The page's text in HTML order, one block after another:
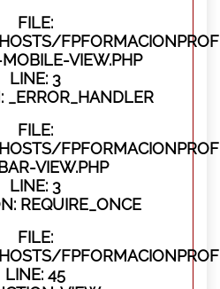
FILE:
VIEW.PHP
LINE: 3
_ERROR_HANDLER
FILE:
VIEW.PHP
LINE: 3
REQUIRE_ONCE
FILE:
LINE: 45